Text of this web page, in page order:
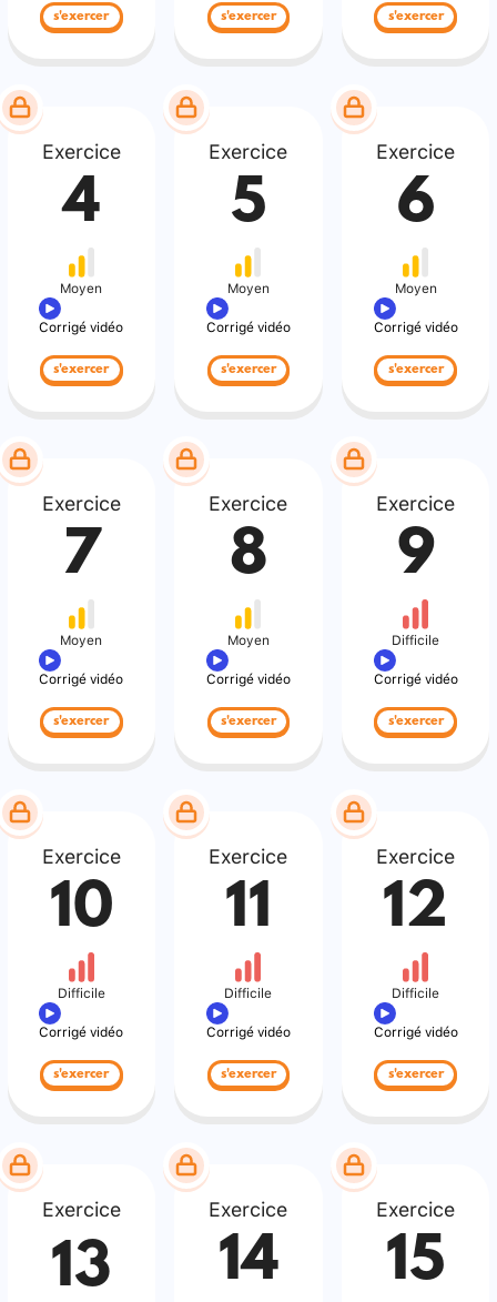
s'exercer s'exercer s'exercer
Exercice
4
Moyen
Corrigé vidéo
s'exercer
Exercice
5
Moyen
Corrigé vidéo
s'exercer
Exercice
6
Moyen
Corrigé vidéo
s'exercer
Exercice
7
Moyen
Corrigé vidéo
s'exercer
Exercice
8
Moyen
Corrigé vidéo
s'exercer
Exercice
9
Difficile
Corrigé vidéo
s'exercer
Exercice
10
Difficile
Corrigé vidéo
s'exercer
Exercice
11
Difficile
Corrigé vidéo
s'exercer
Exercice
12
Difficile
Corrigé vidéo
s'exercer
Exercice
13
Exercice
14
Exercice
15